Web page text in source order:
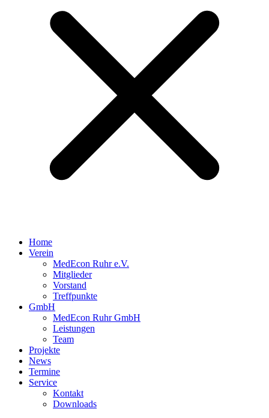
Home
Verein
MedEcon Ruhr e.V.
Mitglieder
Vorstand
Treffpunkte
GmbH
MedEcon Ruhr GmbH
Leistungen
Team
Projekte
News
Termine
Service
Kontakt
Downloads